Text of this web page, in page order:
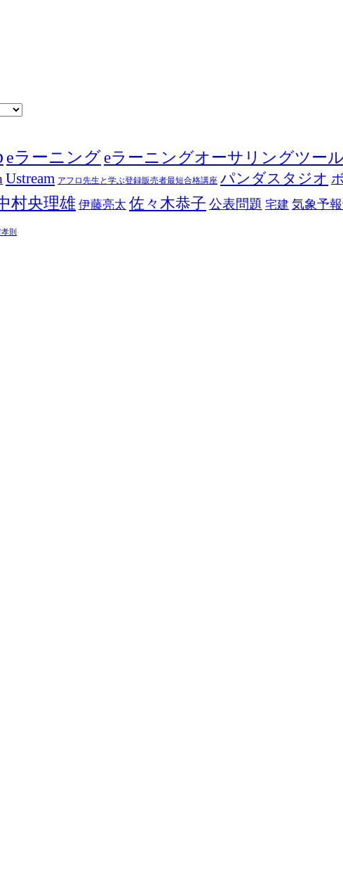
eラーニング eラーニングオーサリングツール
Ustream アフロ先生と学ぶ登録販売者最短合格講座 パンダスタジオ
村央理雄伊藤亮太 佐々木恭子 公表問題 宅建 気象予
則